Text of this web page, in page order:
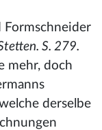
S. 279.
mehr, doch
derselbe